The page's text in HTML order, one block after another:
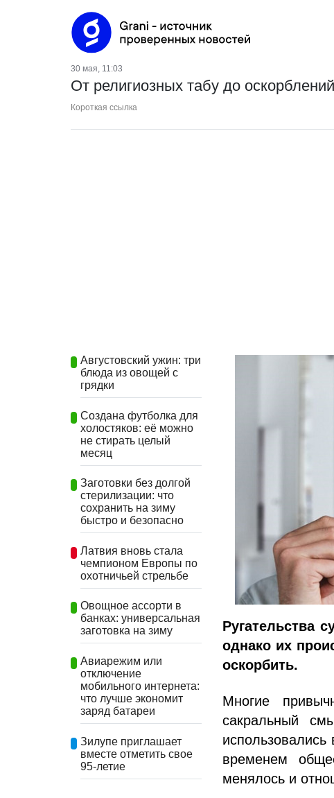
30 мая, 11:03
От религиозных табу до
Короткая ссылка
Августовский ужин: три
блюда из овощей с
грядки
Создана футболка для
холостяков: её можно
не стирать целый
месяц
Заготовки без долгой
стерилизации: что
сохранить на зиму
быстро и безопасно
Латвия вновь стала
чемпионом Европы по
охотничьей стрельбе
Овощное ассорти в
банках: универсальная
заготовка на зиму
Авиарежим или
отключение
мобильного интернета:
что лучше экономит
заряд батареи
Зилупе приглашает
вместе отметить свое
95-летие
Ругательства
однако их
оскорбить.
Многие
сакральный
использовались
временем
менялось и